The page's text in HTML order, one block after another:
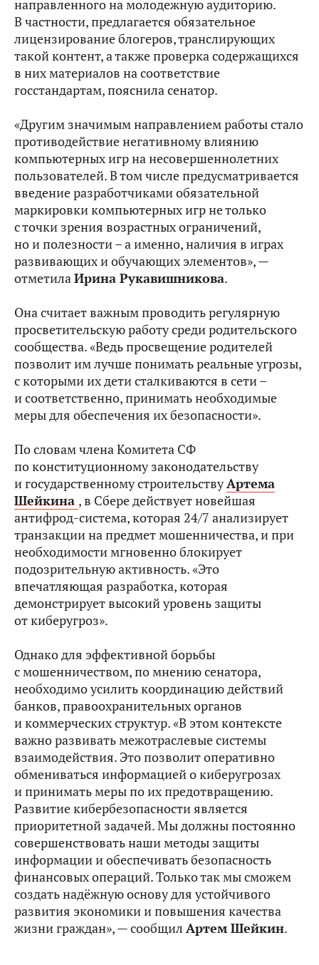
направленного на молодежную аудиторию.
В частности, предлагается обязательное
лицензирование блогеров, транслирующих
такой контент, а также проверка содержащихся
в них материалов на соответствие
госстандартам, пояснила сенатор.
«Другим значимым направлением работы стало
противодействие негативному влиянию
компьютерных игр на несовершеннолетних
пользователей. В том числе предусматривается
введение разработчиками обязательной
маркировки компьютерных игр не только
с точки зрения возрастных ограничений,
но и полезности – а именно, наличия в играх
развивающих и обучающих элементов», —
отметилаИрина Рукавишникова.
Она считает важным проводить регулярную
просветительскую работу среди родительского
сообщества. «Ведь просвещение родителей
позволит им лучше понимать реальные угрозы,
с которыми их дети сталкиваются в сети –
и соответственно, принимать необходимые
меры для обеспечения их безопасности».
По словам члена Комитета СФ
по конституционному законодательству
и государственному строительствуАртема
Шейкина , в Сбере действует новейшая
антифрод-система, которая 24/7 анализирует
транзакции на предмет мошенничества, и при
необходимости мгновенно блокирует
подозрительную активность. «Это
впечатляющая разработка, которая
демонстрирует высокий уровень защиты
от киберугроз».
Однако для эффективной борьбы
с мошенничеством, по мнению сенатора,
необходимо усилить координацию действий
банков, правоохранительных органов
и коммерческих структур. «В этом контексте
важно развивать межотраслевые системы
взаимодействия. Это позволит оперативно
обмениваться информацией о киберугрозах
и принимать меры по их предотвращению.
Развитие кибербезопасности является
приоритетной задачей. Мы должны постоянно
совершенствовать наши методы защиты
информации и обеспечивать безопасность
финансовых операций. Только так мы сможем
создать надёжную основу для устойчивого
развития экономики и повышения качества
жизни граждан», — сообщил Артем Шейкин.